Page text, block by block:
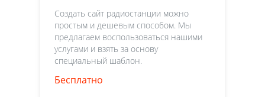
Создать сайт радиостанции можно
простым и дешевым способом. Мы
предлагаем воспользоваться нашими
услугами и взять за основу
специальный шаблон.
Бесплатно